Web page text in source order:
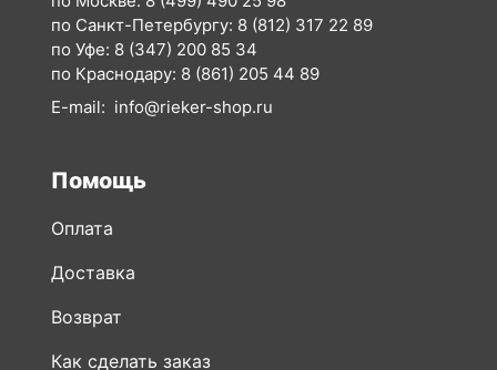
E-mail:
info@rieker-shop.ru
Помощь
Доставка
Возврат
Как сделать заказ
Таблицы размеров и полноты
Сертификаты